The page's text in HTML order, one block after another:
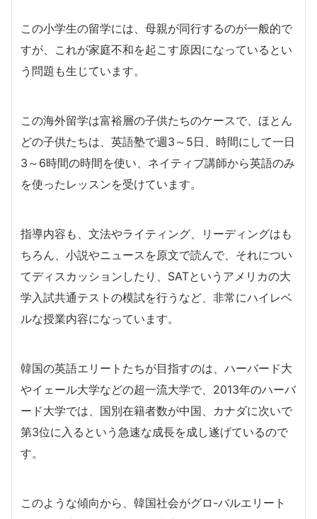
この小学生の留学には、母親が同行するのが一般的で
すが、これが家庭不和を起こす原因になっているとい
う問題も生じています。
この海外留学は富裕層の子供たちのケースで、ほとん
どの子供たちは、英語塾で週3～5日、時間にして一日
3～6時間の時間を使い、ネイティブ講師から英語のみ
を使ったレッスンを受けています。
指導内容も、文法やライティング、リーディングはも
ちろん、小説やニュースを原文で読んで、それについ
てディスカッションしたり、SATというアメリカの大
学入試共通テストの模試を行うなど、非常にハイレベ
ルな授業内容になっています。
韓国の英語エリートたちが目指すのは、ハーバード大
やイェール大学などの超一流大学で、2013年のハーバ
ード大学では、国別在籍者数が中国、カナダに次いで
第3位に入るという急速な成長を成し遂げているので
す。
このような傾向から、韓国社会がグロ-バルエリート